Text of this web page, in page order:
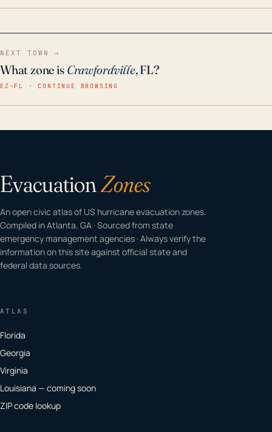
en situaciones de emergencia.
NEXT TOWN →
What zone is Crawfordville, FL?
EZ–FL · CONTINUE BROWSING
EvacuationZones
An open civic atlas of US hurricane evacuation zones.
Compiled in Atlanta, GA · Sourced from state
emergency management agencies · Always verify the
information on this site against official state and
federal data sources.
ATLAS
Florida
Georgia
Virginia
Louisiana — coming soon
ZIP code lookup